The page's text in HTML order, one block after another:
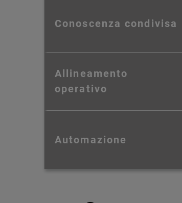
Conoscenza condivisa
Allineamento
operativo
Automazione